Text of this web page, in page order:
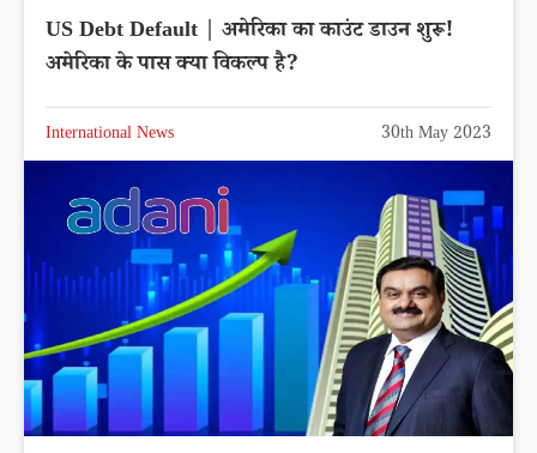
US Debt Default | अमेरिका का काउंट डाउन शुरू!
अमेरिका के पास क्या विकल्प है?
International News 30th May 2023